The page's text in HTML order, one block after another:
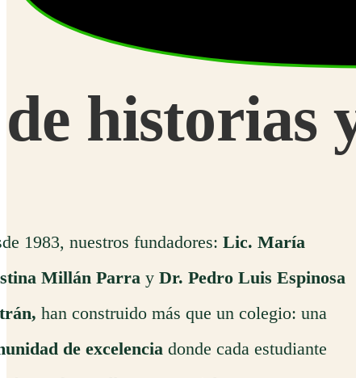
de historias
1983, nuestros fundadores: Lic. María
Millán Parra y Dr. Pedro Luis Espinosa
han construido más que un colegio: una
de excelencia donde cada estudiante